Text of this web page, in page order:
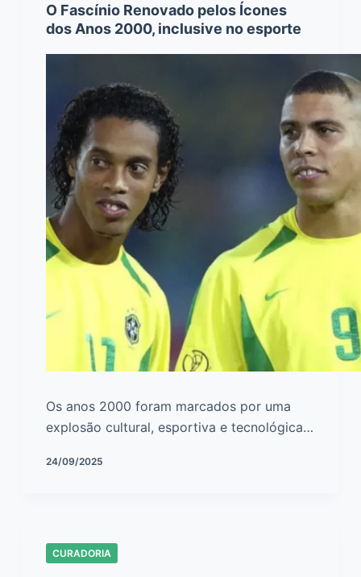
O Fascínio Renovado pelos Ícones
dos Anos 2000, inclusive no esporte
Os anos 2000 foram marcados por uma
explosão cultural, esportiva e tecnológica…
24/09/2025
CURADORIA